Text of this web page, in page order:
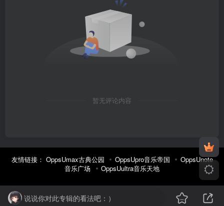
暂无评论内容
友情链接： OppsUmax古典公园 OppsUpro音乐帝国
OppsUnote
音乐广场
OppsUultra音乐天地
说说你对此专辑的看法吧：）